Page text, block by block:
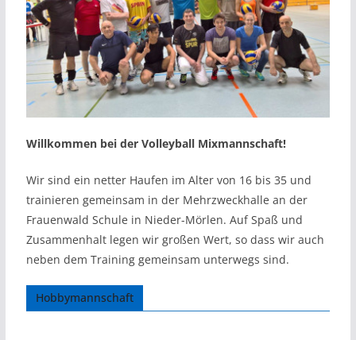
Willkommen bei der Volleyball Mixmannschaft!
Wir sind ein netter Haufen im Alter von 16 bis 35 und
trainieren gemeinsam in der Mehrzweckhalle an der
Frauenwald Schule in Nieder-Mörlen. Auf Spaß und
Zusammenhalt legen wir großen Wert, so dass wir auch
neben dem Training gemeinsam unterwegs sind.
Hobbymannschaft